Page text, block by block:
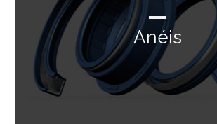
Anéis